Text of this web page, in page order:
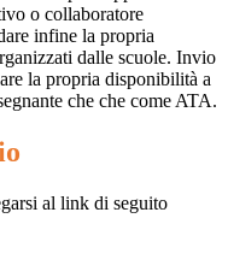
o collaboratore
infine la propria
dalle scuole. Invio
la propria disponibilità a
che che come ATA.
al link di seguito